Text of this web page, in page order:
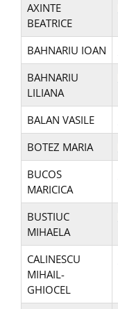
AXINTE
BEATRICE
BAHNARIU IOAN
BAHNARIU
LILIANA
BALAN VASILE
BOTEZ MARIA
BUCOS
MARICICA
BUSTIUC
MIHAELA
CALINESCU
MIHAIL-
GHIOCEL